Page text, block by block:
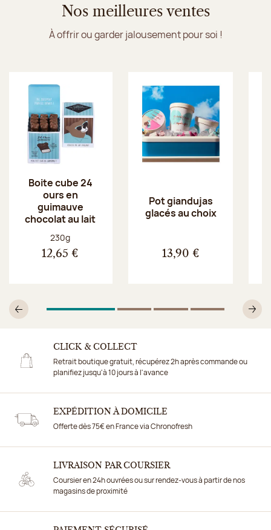
Nos meilleures ventes
À offrir ou garder jalousement pour soi !
Boite cube 24
ours en
guimauve
chocolat au lait
Poids net :
230g
12,65 €
Pot giandujas
glacés au choix
13,90 €
Précédent
1Sur 4 2Sur 4
3Sur 4
4Sur 4
CLICK & COLLECT
Retrait boutique gratuit, récupérez 2h après commande ou
planifiez jusqu'à 10 jours à l'avance
EXPÉDITION À DOMICILE
Offerte dès 75€ en France via Chronofresh
LIVRAISON PAR COURSIER
Coursier en 24h ouvrées ou sur rendez-vous à partir de nos
magasins de proximité